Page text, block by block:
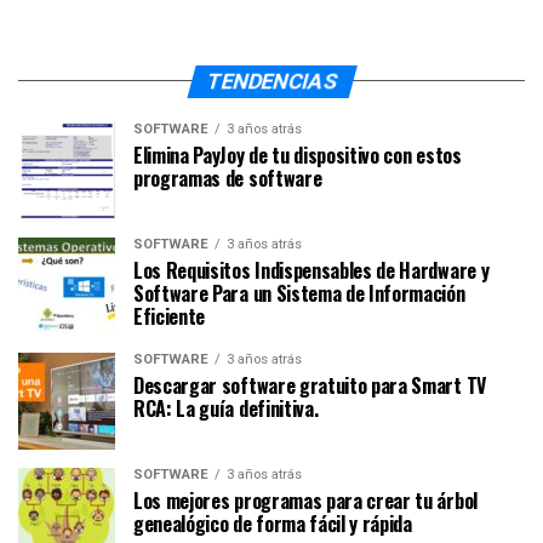
TENDENCIAS
SOFTWARE 3 años atrás
Elimina PayJoy de tu dispositivo con estos
programas de software
SOFTWARE 3 años atrás
Los Requisitos Indispensables de Hardware y
Software Para un Sistema de Información
Eficiente
SOFTWARE 3 años atrás
Descargar software gratuito para Smart TV
RCA: La guía definitiva.
SOFTWARE 3 años atrás
Los mejores programas para crear tu árbol
genealógico de forma fácil y rápida